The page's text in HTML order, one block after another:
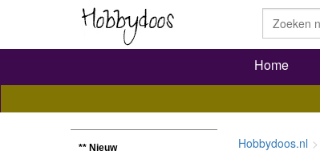
Home
** Nieuw Hobbydoos.nl